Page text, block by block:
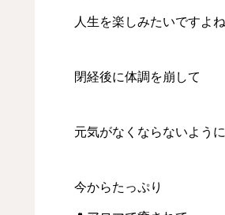
人生を楽しみたいですよ
閉経後に体調を崩して
元気がなくならないように
今からたっぷり